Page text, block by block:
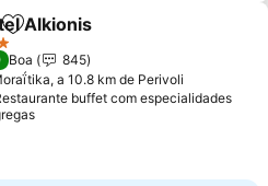
Adicionar aos favoritos
Alkionis
Boa
845
a 10.8 km de Perivoli
buffet com especialidades